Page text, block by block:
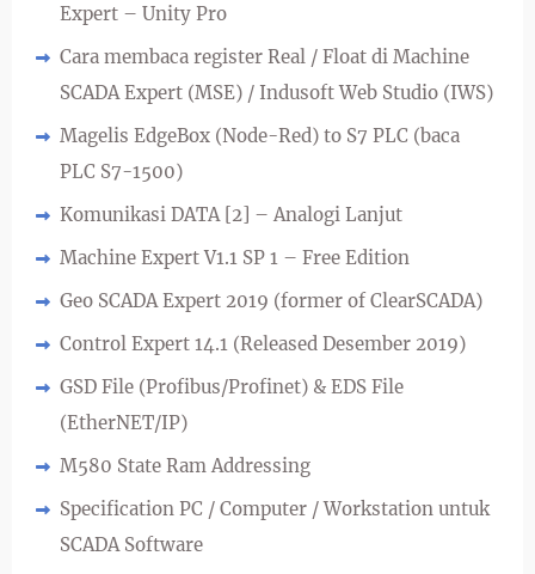
Expert – Unity Pro
Cara membaca register Real / Float di Machine
SCADA Expert (MSE) / Indusoft Web Studio (IWS)
Magelis EdgeBox (Node-Red) to S7 PLC (baca
PLC S7-1500)
Komunikasi DATA [2] – Analogi Lanjut
Machine Expert V1.1 SP 1 – Free Edition
Geo SCADA Expert 2019 (former of ClearSCADA)
Control Expert 14.1 (Released Desember 2019)
GSD File (Profibus/Profinet) & EDS File
(EtherNET/IP)
M580 State Ram Addressing
Specification PC / Computer / Workstation untuk
SCADA Software